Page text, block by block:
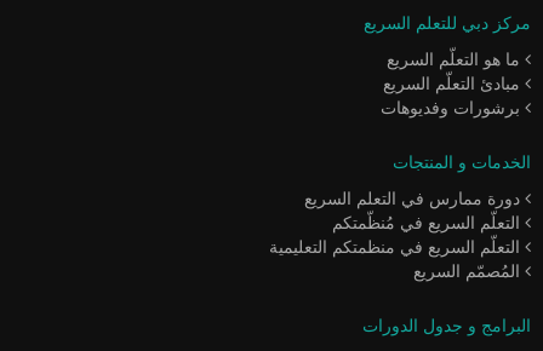
مركز دبي للتعلم السريع
ما هو التعلّم السريع
مبادئ التعلّم السريع
برشورات وفديوهات
الخدمات و المنتجات
دورة ممارس في التعلم السريع
التعلّم السريع في مُنظّمتكم
التعلّم السريع في منظمتكم التعليمية
المُصمّم السريع
البرامج و جدول الدورات